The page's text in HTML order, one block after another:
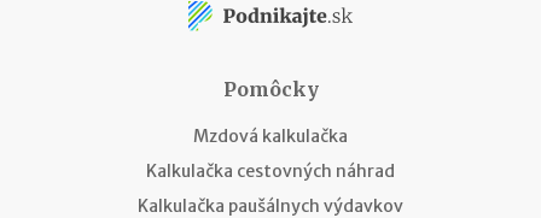
Pomôcky
Mzdová kalkulačka
Kalkulačka cestovných náhrad
Kalkulačka paušálnych výdavkov